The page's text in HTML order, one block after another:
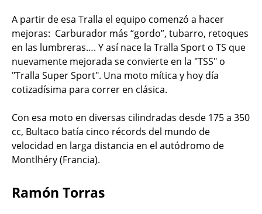
A partir de esa Tralla el equipo comenzó a hacer
mejoras: Carburador más “gordo”, tubarro, retoques
en las lumbreras…. Y así nace la Tralla Sport o TS que
nuevamente mejorada se convierte en la "TSS" o
"Tralla Super Sport". Una moto mítica y hoy día
cotizadísima para correr en clásica.
Con esa moto en diversas cilindradas desde 175 a 350
cc, Bultaco batía cinco récords del mundo de
velocidad en larga distancia en el autódromo de
Montlhéry (Francia).
Ramón Torras